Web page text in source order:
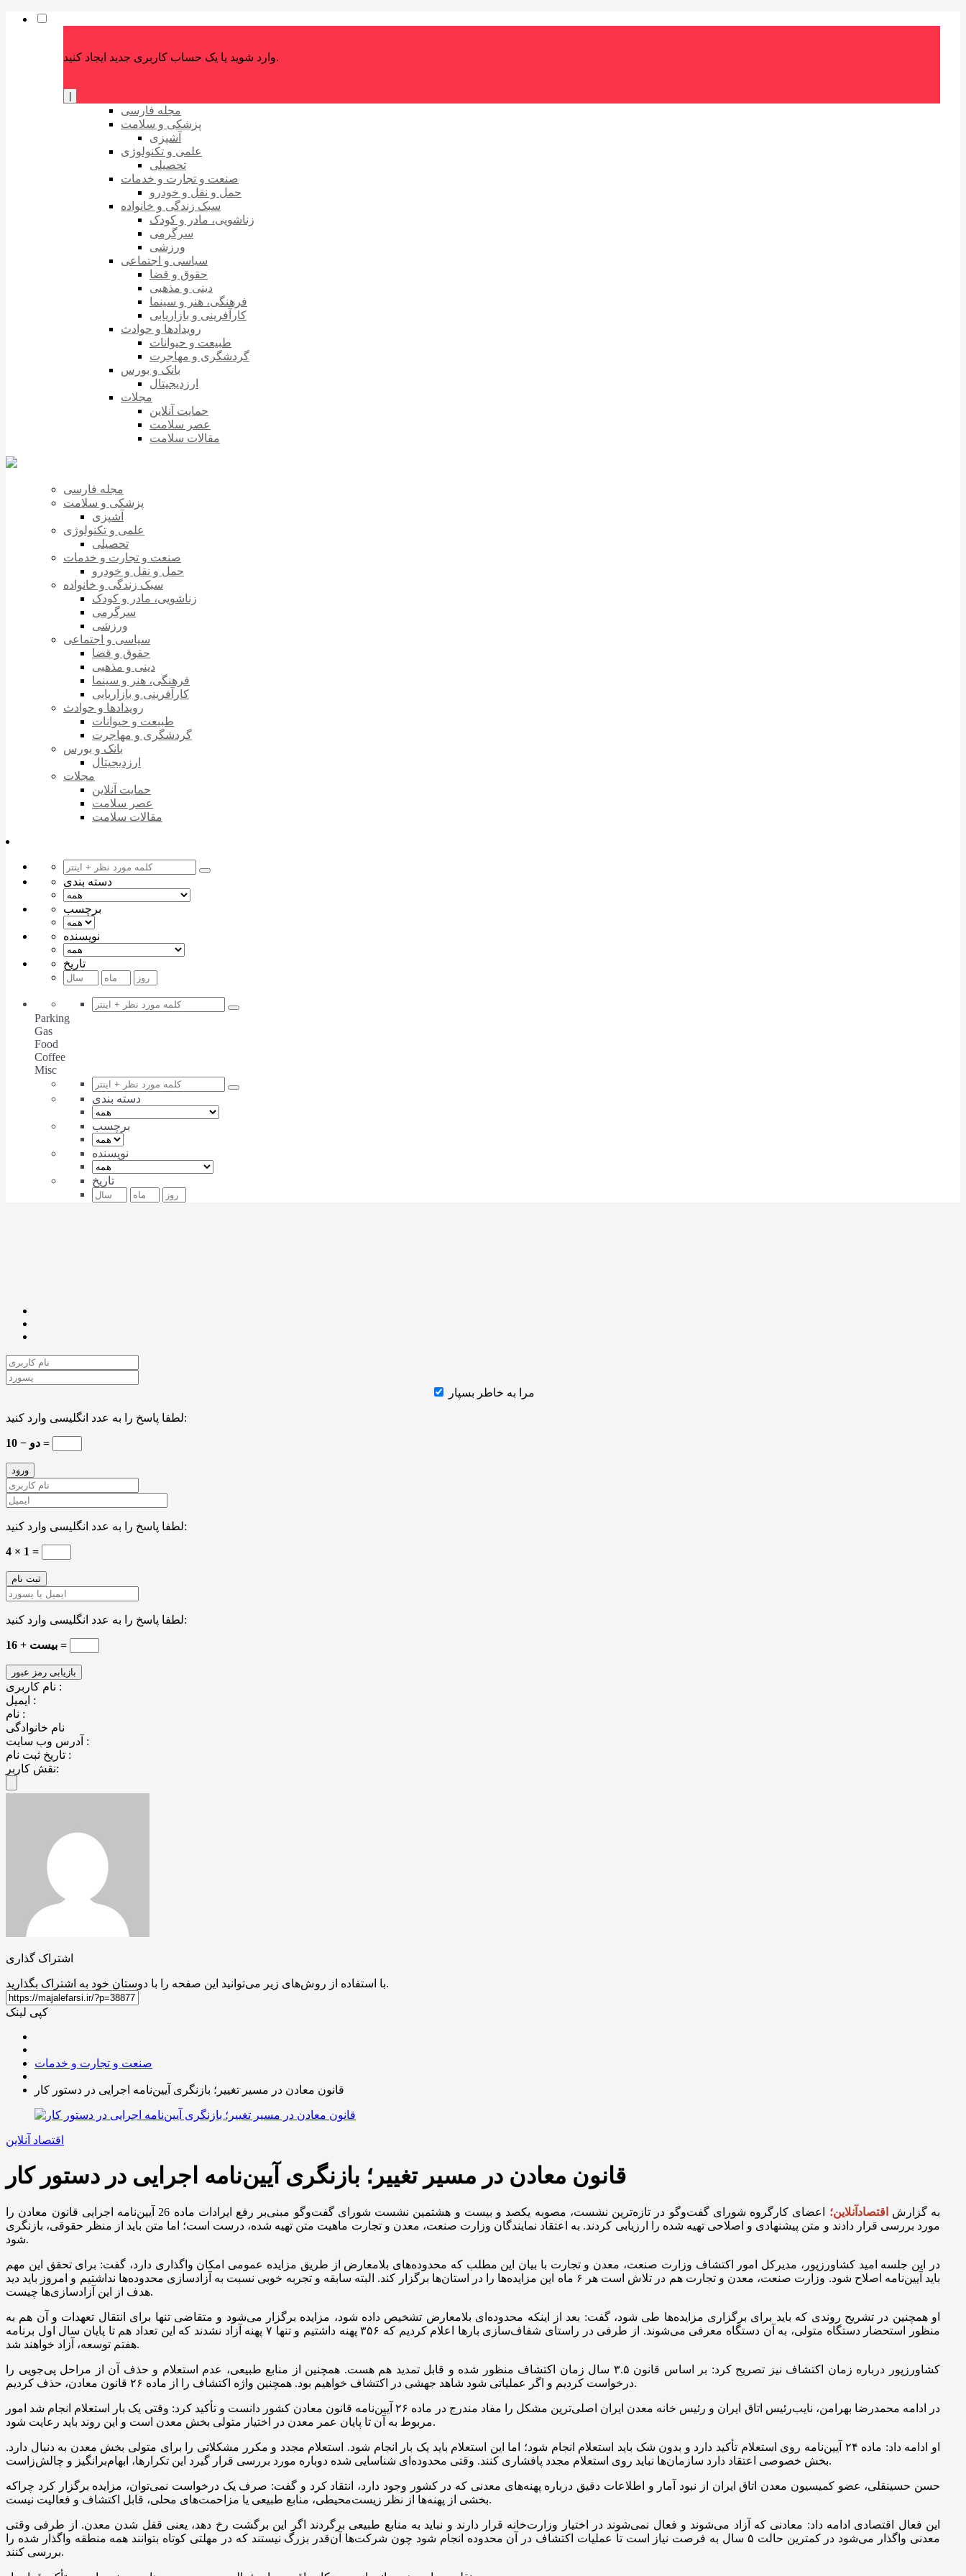
وارد شوید یا یک حساب کاربری جدید ایجاد کنید.
مجله فارسی
پزشکی و سلامت
آشپزی
علمی و تکنولوژی
تحصیلی
صنعت و تجارت و خدمات
حمل و نقل و خودرو
سبک زندگی و خانواده
زناشویی، مادر و کودک
سرگرمی
ورزشی
سیاسی و اجتماعی
حقوق و قضا
دینی و مذهبی
فرهنگی، هنر و سینما
کارآفرینی و بازاریابی
رویدادها و حوادث
طبیعت و حیوانات
گردشگری و مهاجرت
بانک و بورس
ارزدیجیتال
مجلات
حمایت آنلاین
عصر سلامت
مقالات سلامت
مجله فارسی
پزشکی و سلامت
آشپزی
علمی و تکنولوژی
تحصیلی
صنعت و تجارت و خدمات
حمل و نقل و خودرو
سبک زندگی و خانواده
زناشویی، مادر و کودک
سرگرمی
ورزشی
سیاسی و اجتماعی
حقوق و قضا
دینی و مذهبی
فرهنگی، هنر و سینما
کارآفرینی و بازاریابی
رویدادها و حوادث
طبیعت و حیوانات
گردشگری و مهاجرت
بانک و بورس
ارزدیجیتال
مجلات
حمایت آنلاین
عصر سلامت
مقالات سلامت
دسته بندی
برچسب
نویسنده
تاریخ
Parking
Gas
Food
Coffee
Misc
دسته بندی
برچسب
نویسنده
تاریخ
مرا به خاطر بسپار
لطفا پاسخ را به عدد انگلیسی وارد کنید:
10 − دو =
لطفا پاسخ را به عدد انگلیسی وارد کنید:
4 × 1 =
لطفا پاسخ را به عدد انگلیسی وارد کنید:
16 + بیست =
نام کاربری :
ایمیل :
نام :
نام خانوادگی
آدرس وب سایت :
تاریخ ثبت نام :
نقش کاربر:
اشتراک گذاری
با استفاده از روش‌های زیر می‌توانید این صفحه را با دوستان خود به اشتراک بگذارید.
کپی لینک
صنعت و تجارت و خدمات
قانون معادن در مسیر تغییر؛ بازنگری آیین‌نامه اجرایی در دستور کار
اقتصاد آنلاین
قانون معادن در مسیر تغییر؛ بازنگری آیین‌نامه اجرایی در دستور کار
به گزارش اقتصادآنلاین؛
اعضای کارگروه شورای گفت‌وگو در تازه‌ترین نشست، مصوبه یکصد و بیست و هشتمین نشست شورای گفت‌وگو مبنی‌بر رفع ایرادات ماده 26 آیین‌نامه اجرایی قانون معادن را
مورد بررسی قرار دادند و متن پیشنهادی و اصلاحی تهیه شده را ارزیابی کردند. به اعتقاد نمایندگان وزارت صنعت، معدن و تجارت ماهیت متن تهیه شده، درست است؛ اما متن باید از منظر حقوقی، بازنگری
شود.
در این جلسه امید کشاورزپور، مدیرکل امور اکتشاف وزارت صنعت، معدن و تجارت با بیان این مطلب که محدوده‌های بلامعارض از طریق مزایده عمومی امکان واگذاری دارد، گفت: برای تحقق این مهم
باید آیین‌نامه اصلاح شود. وزارت صنعت، معدن و تجارت هم در تلاش است هر ۶ ماه این مزایده‌ها را در استان‌ها برگزار کند. البته سابقه و تجربه خوبی نسبت به آزادسازی محدوده‌ها نداشتیم و امروز باید دید
هدف از این آزادسازی‌ها چیست.
او همچنین در تشریح روندی که باید برای برگزاری مزایده‌ها طی شود، گفت: بعد از اینکه محدوده‌ای بلامعارض تشخیص داده شود، مزایده برگزار می‌شود و متقاضی تنها برای انتقال تعهدات و آن هم به
منظور استحضار دستگاه متولی، به آن دستگاه معرفی می‌شوند. از طرفی در راستای شفاف‌سازی بارها اعلام کردیم که ۳۵۶ پهنه داشتیم و تنها ۷ پهنه آزاد نشدند که این تعداد هم تا پایان سال اول برنامه
هفتم توسعه، آزاد خواهند شد.
کشاورزپور درباره زمان اکتشاف نیز تصریح کرد: بر اساس قانون ۳.۵ سال زمان اکتشاف منظور شده و قابل تمدید هم هست. همچنین از منابع طبیعی، عدم استعلام و حذف آن از مراحل پی‌جویی را
درخواست کردیم و اگر عملیاتی شود شاهد جهشی در اکتشاف خواهیم بود. همچنین واژه اکتشاف را از ماده ۲۶ قانون معادن، حذف کردیم.
در ادامه محمدرضا بهرامن، نایب‌رئیس اتاق ایران و رئیس خانه معدن ایران اصلی‌ترین مشکل را مفاد مندرج در ماده ۲۶ آیین‌نامه قانون معادن کشور دانست و تأکید کرد: وقتی یک بار استعلام انجام شد امور
مربوط به آن تا پایان عمر معدن در اختیار متولی بخش معدن است و این روند باید رعایت شود.
او ادامه داد: ماده ۲۴ آیین‌نامه روی استعلام تأکید دارد و بدون شک باید استعلام انجام شود؛ اما این استعلام باید یک بار انجام شود. استعلام مجدد و مکرر مشکلاتی را برای متولی بخش معدن به دنبال دارد.
بخش خصوصی اعتقاد دارد سازمان‌ها نباید روی استعلام مجدد پافشاری کنند. وقتی محدوده‌ای شناسایی شده دوباره مورد بررسی قرار گیرد این تکرارها، ابهام‌برانگیز و چالش‌زاست.
حسن حسینقلی، عضو کمیسیون معدن اتاق ایران از نبود آمار و اطلاعات دقیق درباره پهنه‌های معدنی که در کشور وجود دارد، انتقاد کرد و گفت: صرف یک درخواست نمی‌توان، مزایده برگزار کرد چراکه
بخشی از پهنه‌ها از نظر زیست‌محیطی، منابع طبیعی یا مزاحمت‌های محلی، قابل اکتشاف و فعالیت نیست.
این فعال اقتصادی ادامه داد: معادنی که آزاد می‌شوند و فعال نمی‌شوند در اختیار وزارت‌خانه قرار دارند و نباید به منابع طبیعی برگردند اگر این برگشت رخ دهد، یعنی قفل شدن معدن. از طرفی وقتی
معدنی واگذار می‌شود در کمترین حالت ۵ سال به فرصت نیاز است تا عملیات اکتشاف در آن محدوده انجام شود چون شرکت‌ها آن‌قدر بزرگ نیستند که در مهلتی کوتاه بتوانند همه منطقه واگذار شده را
بررسی کنند.